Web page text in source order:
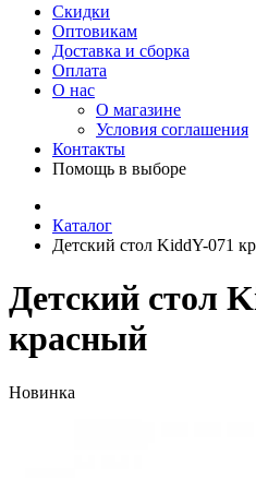
Скидки
Оптовикам
Доставка и сборка
Оплата
О нас
О магазине
Условия соглашения
Контакты
Помощь в выборе
Каталог
Детский стол KiddY-071
Детский стол
красный
Новинка